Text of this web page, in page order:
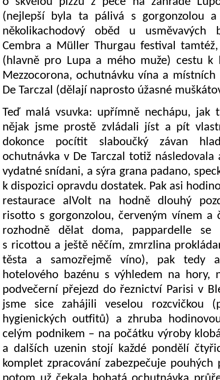
(nejlepší byla ta pálivá s gorgonzolou a
několikachodový oběd u usměvavých
Cembra a Müller Thurgau festival
(hlavně pro Lupa a mého muže) cestu
Mezzocorona, ochutnávku vína a
De Tarczal (dělají naprosto úžasné
Teď malá vsuvka: upřímně nechápu, jak
nějak jsme prostě zvládali jíst a pít
dokonce pocítit slaboučký závan
ochutnávka v De Tarczal totiž
vydatné snídani, a sýra grana padano,
k dispozici opravdu dostatek. Pak asi
restaurace alVolt na hodně dlouhý
risotto s gorgonzolou, červeným vínem a
rozhodně dělat doma, pappardelle se
s ricottou a ještě něčím, zmrzlina
těsta a samozřejmě víno), pak tedy
hotelového bazénu s výhledem na hory,
podvečerní přejezd do řeznictví Parisi v
jsme sice zahájili veselou rozcvičkou
hygienických outfitů) a zhruba
celým podnikem – na počátku výroby
a dalších uzenin stojí každé pondělí
komplet zpracování zabezpečuje